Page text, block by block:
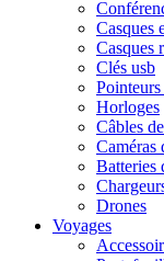
Casques
Casques
Clés usb
Pointeurs
Horloges
Câbles
Caméras
Batteries
Drones
Voyages